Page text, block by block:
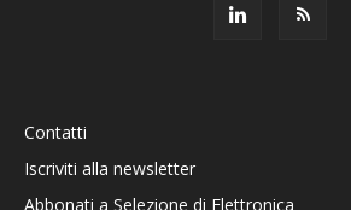
Contatti
Iscriviti alla newsletter
Abbonati a Selezione di Elettronica